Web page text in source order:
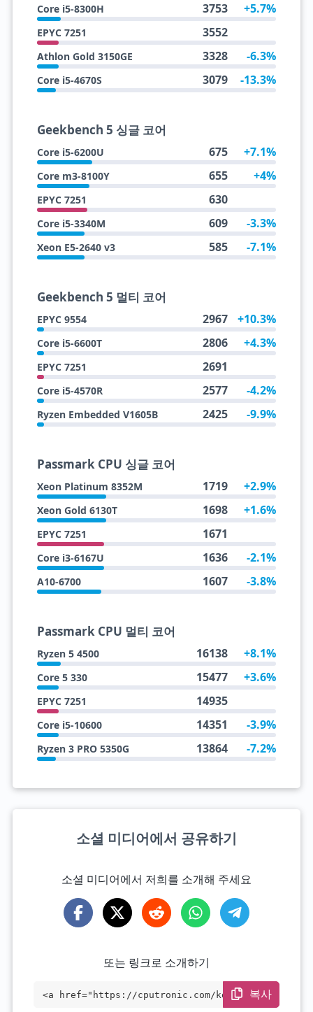
Core i5-8300H 3753 +5.7%
EPYC 7251 3552
Athlon Gold 3150GE 3328 -6.3%
Core i5-4670S 3079 -13.3%
Geekbench 5 싱글 코어
Core i5-6200U 675 +7.1%
Core m3-8100Y 655 +4%
EPYC 7251 630
Core i5-3340M 609 -3.3%
Xeon E5-2640 v3 585 -7.1%
Geekbench 5 멀티 코어
EPYC 9554 2967 +10.3%
Core i5-6600T 2806 +4.3%
EPYC 7251 2691
Core i5-4570R 2577 -4.2%
Ryzen Embedded V1605B 2425 -9.9%
Passmark CPU 싱글 코어
Xeon Platinum 8352M 1719 +2.9%
Xeon Gold 6130T 1698 +1.6%
EPYC 7251 1671
Core i3-6167U 1636 -2.1%
A10-6700 1607 -3.8%
Passmark CPU 멀티 코어
Ryzen 5 4500 16138 +8.1%
Core 5 330 15477 +3.6%
EPYC 7251 14935
Core i5-10600 14351 -3.9%
Ryzen 3 PRO 5350G 13864 -7.2%
소셜 미디어에서 공유하기
소셜 미디어에서 저희를 소개해 주세요
또는 링크로 소개하기
<a href="https://cputronic.com/ko/cpu/am
복사